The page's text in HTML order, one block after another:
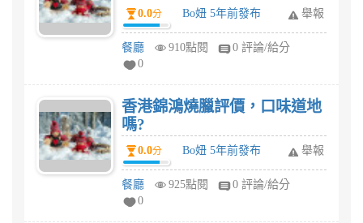
0.0分 Bo妞 5年前發布 舉報
餐廳 910點閱
0 評論/給分
0
香港錦鴻燒臘評價，口味道地
嗎?
0.0分 Bo妞 5年前發布 舉報
餐廳 925點閱
0 評論/給分
0